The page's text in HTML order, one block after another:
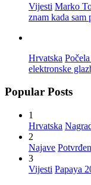
Vijesti Marko
znam kada
Hrvatska
elektronske
Popular Posts
1
Hrvatska
2
Najave
3
Vijesti Papaya